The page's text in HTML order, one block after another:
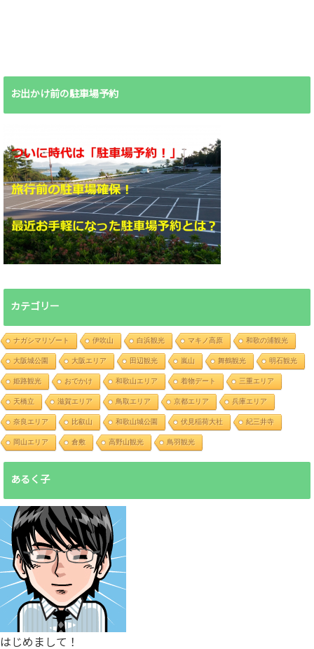
お出かけ前の駐車場予約
カテゴリー
ナガシマリゾート 伊吹山 白浜観光 マキノ高原 和歌の浦観光
大阪城公園 大阪エリア 田辺観光 嵐山 舞鶴観光 明石観光
姫路観光 おでかけ 和歌山エリア 着物デート 三重エリア
天橋立 滋賀エリア 鳥取エリア 京都エリア 兵庫エリア
奈良エリア 比叡山 和歌山城公園 伏見稲荷大社 紀三井寺
岡山エリア 倉敷 高野山観光 鳥羽観光
あるく子
はじめまして！